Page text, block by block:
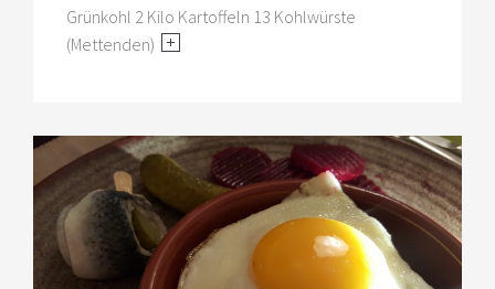
Grünkohl 2 Kilo Kartoffeln 13 Kohlwürste
(Mettenden)